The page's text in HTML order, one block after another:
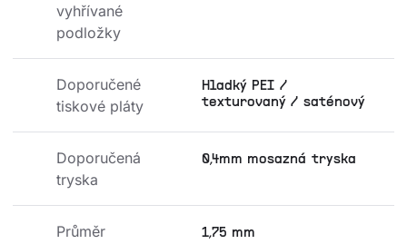
vyhřívané
podložky
Doporučené
tiskové pláty
Hladký PEI /
texturovaný / saténový
Doporučená
tryska
0,4mm mosazná tryska
Průměr
1,75 mm